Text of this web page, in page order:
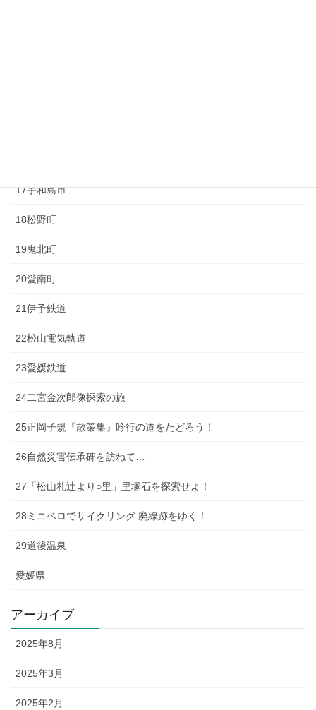
17宇和島市
18松野町
19鬼北町
20愛南町
21伊予鉄道
22松山電気軌道
23愛媛鉄道
24二宮金次郎像探索の旅
25正岡子規『散策集』吟行の道をたどろう！
26自然災害伝承碑を訪ねて…
27「松山札辻より○里」里塚石を探索せよ！
28ミニベロでサイクリング 廃線跡をゆく！
29道後温泉
愛媛県
アーカイブ
2025年8月
2025年3月
2025年2月